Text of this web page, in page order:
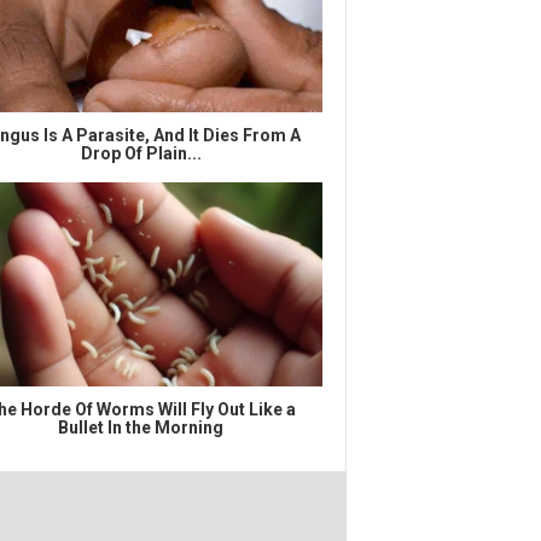
Is A Parasite, And It Dies From A
Drop Of Plain...
Horde Of Worms Will Fly Out Like a
Bullet In the Morning